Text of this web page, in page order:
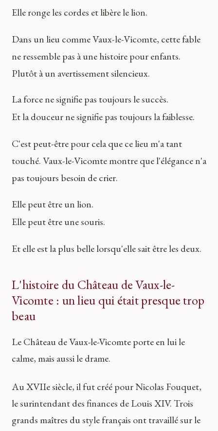
Elle ronge les cordes et libère le lion.
Dans un lieu comme Vaux-le-Vicomte, cette fable
ne ressemble pas à une histoire pour enfants.
Plutôt à un avertissement silencieux.
La force ne signifie pas toujours le succès.
Et la douceur ne signifie pas toujours la faiblesse.
C'est peut-être pour cela que ce lieu m'a tant
touché. Vaux-le-Vicomte montre que l'élégance n'a
pas toujours besoin de crier.
Elle peut être un lion.
Elle peut être une souris.
Et elle est la plus belle lorsqu'elle sait être les deux.
L'histoire du Château de Vaux-le-
Vicomte : un lieu qui était presque trop
beau
Le Château de Vaux-le-Vicomte porte en lui le
calme, mais aussi le drame.
Au XVIIe siècle, il fut créé pour Nicolas Fouquet,
le surintendant des finances de Louis XIV. Trois
grands maîtres du style français ont travaillé sur le